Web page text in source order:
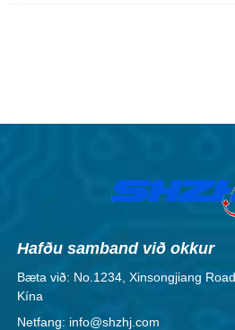
Hafðu samband við okkur
Bæta við: No.1234, Xinsongjiang
Kína
Netfang: info@shzhj.com